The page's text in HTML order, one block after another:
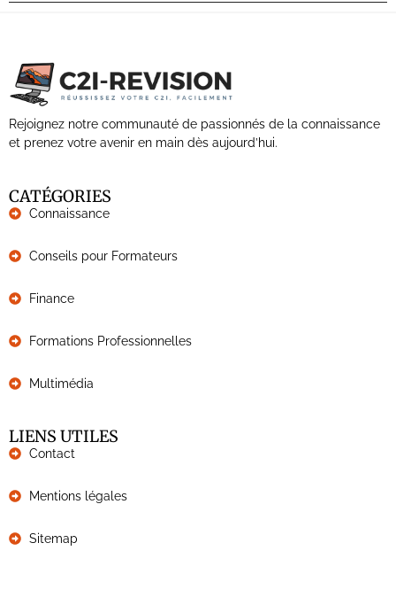
Rejoignez notre communauté de passionnés de la connaissance
et prenez votre avenir en main dès aujourd’hui.
CATÉGORIES
Connaissance
Conseils pour Formateurs
Finance
Formations Professionnelles
Multimédia
LIENS UTILES
Contact
Mentions légales
Sitemap